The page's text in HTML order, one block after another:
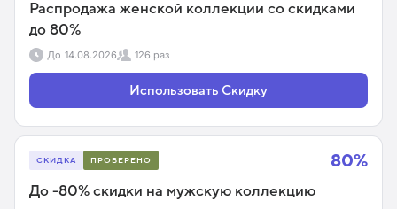
Распродажа женской коллекции со скидками
до 80%
До 14.08.2026 126 раз
Использовать Скидку
80%
СКИДКА ПРОВЕРЕНО
До -80% скидки на мужскую коллекцию